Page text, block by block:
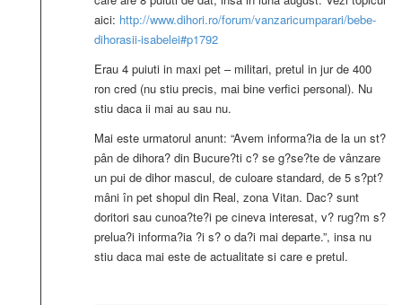
aici: http://www.dihori.ro/forum/vanzaricumparari/bebe-
dihorasii-isabelei#p1792
Erau 4 puiuti in maxi pet – militari, pretul in jur de 400
ron cred (nu stiu precis, mai bine verfici personal). Nu
stiu daca ii mai au sau nu.
Mai este urmatorul anunt: “Avem informa?ia de la un st?
pân de dihora? din Bucure?ti c? se g?se?te de vânzare
un pui de dihor mascul, de culoare standard, de 5 s?pt?
mâni în pet shopul din Real, zona Vitan. Dac? sunt
doritori sau cunoa?te?i pe cineva interesat, v? rug?m s?
prelua?i informa?ia ?i s? o da?i mai departe.”, insa nu
stiu daca mai este de actualitate si care e pretul.